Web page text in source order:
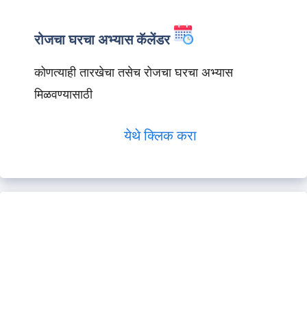
रोजचा घरचा अभ्यास कॅलेंडर
कोणत्याही तारखेचा तसेच रोजचा घरचा अभ्यास
मिळवण्यासाठी
येथे क्लिक करा